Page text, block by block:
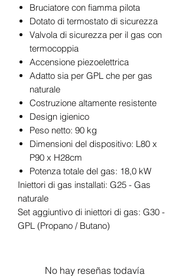
Bruciatore con fiamma pilota
Dotato di termostato di sicurezza
Valvola di sicurezza per il gas con
termocoppia
Accensione piezoelettrica
Adatto sia per GPL che per gas
naturale
Costruzione altamente resistente
Design igienico
Peso netto: 90 kg
Dimensioni del dispositivo: L80 x
P90 x H28cm
Potenza totale del gas: 18,0 kW
Iniettori di gas installati: G25 - Gas
naturale
Set aggiuntivo di iniettori di gas: G30 -
GPL (Propano / Butano)
No hay reseñas todavía